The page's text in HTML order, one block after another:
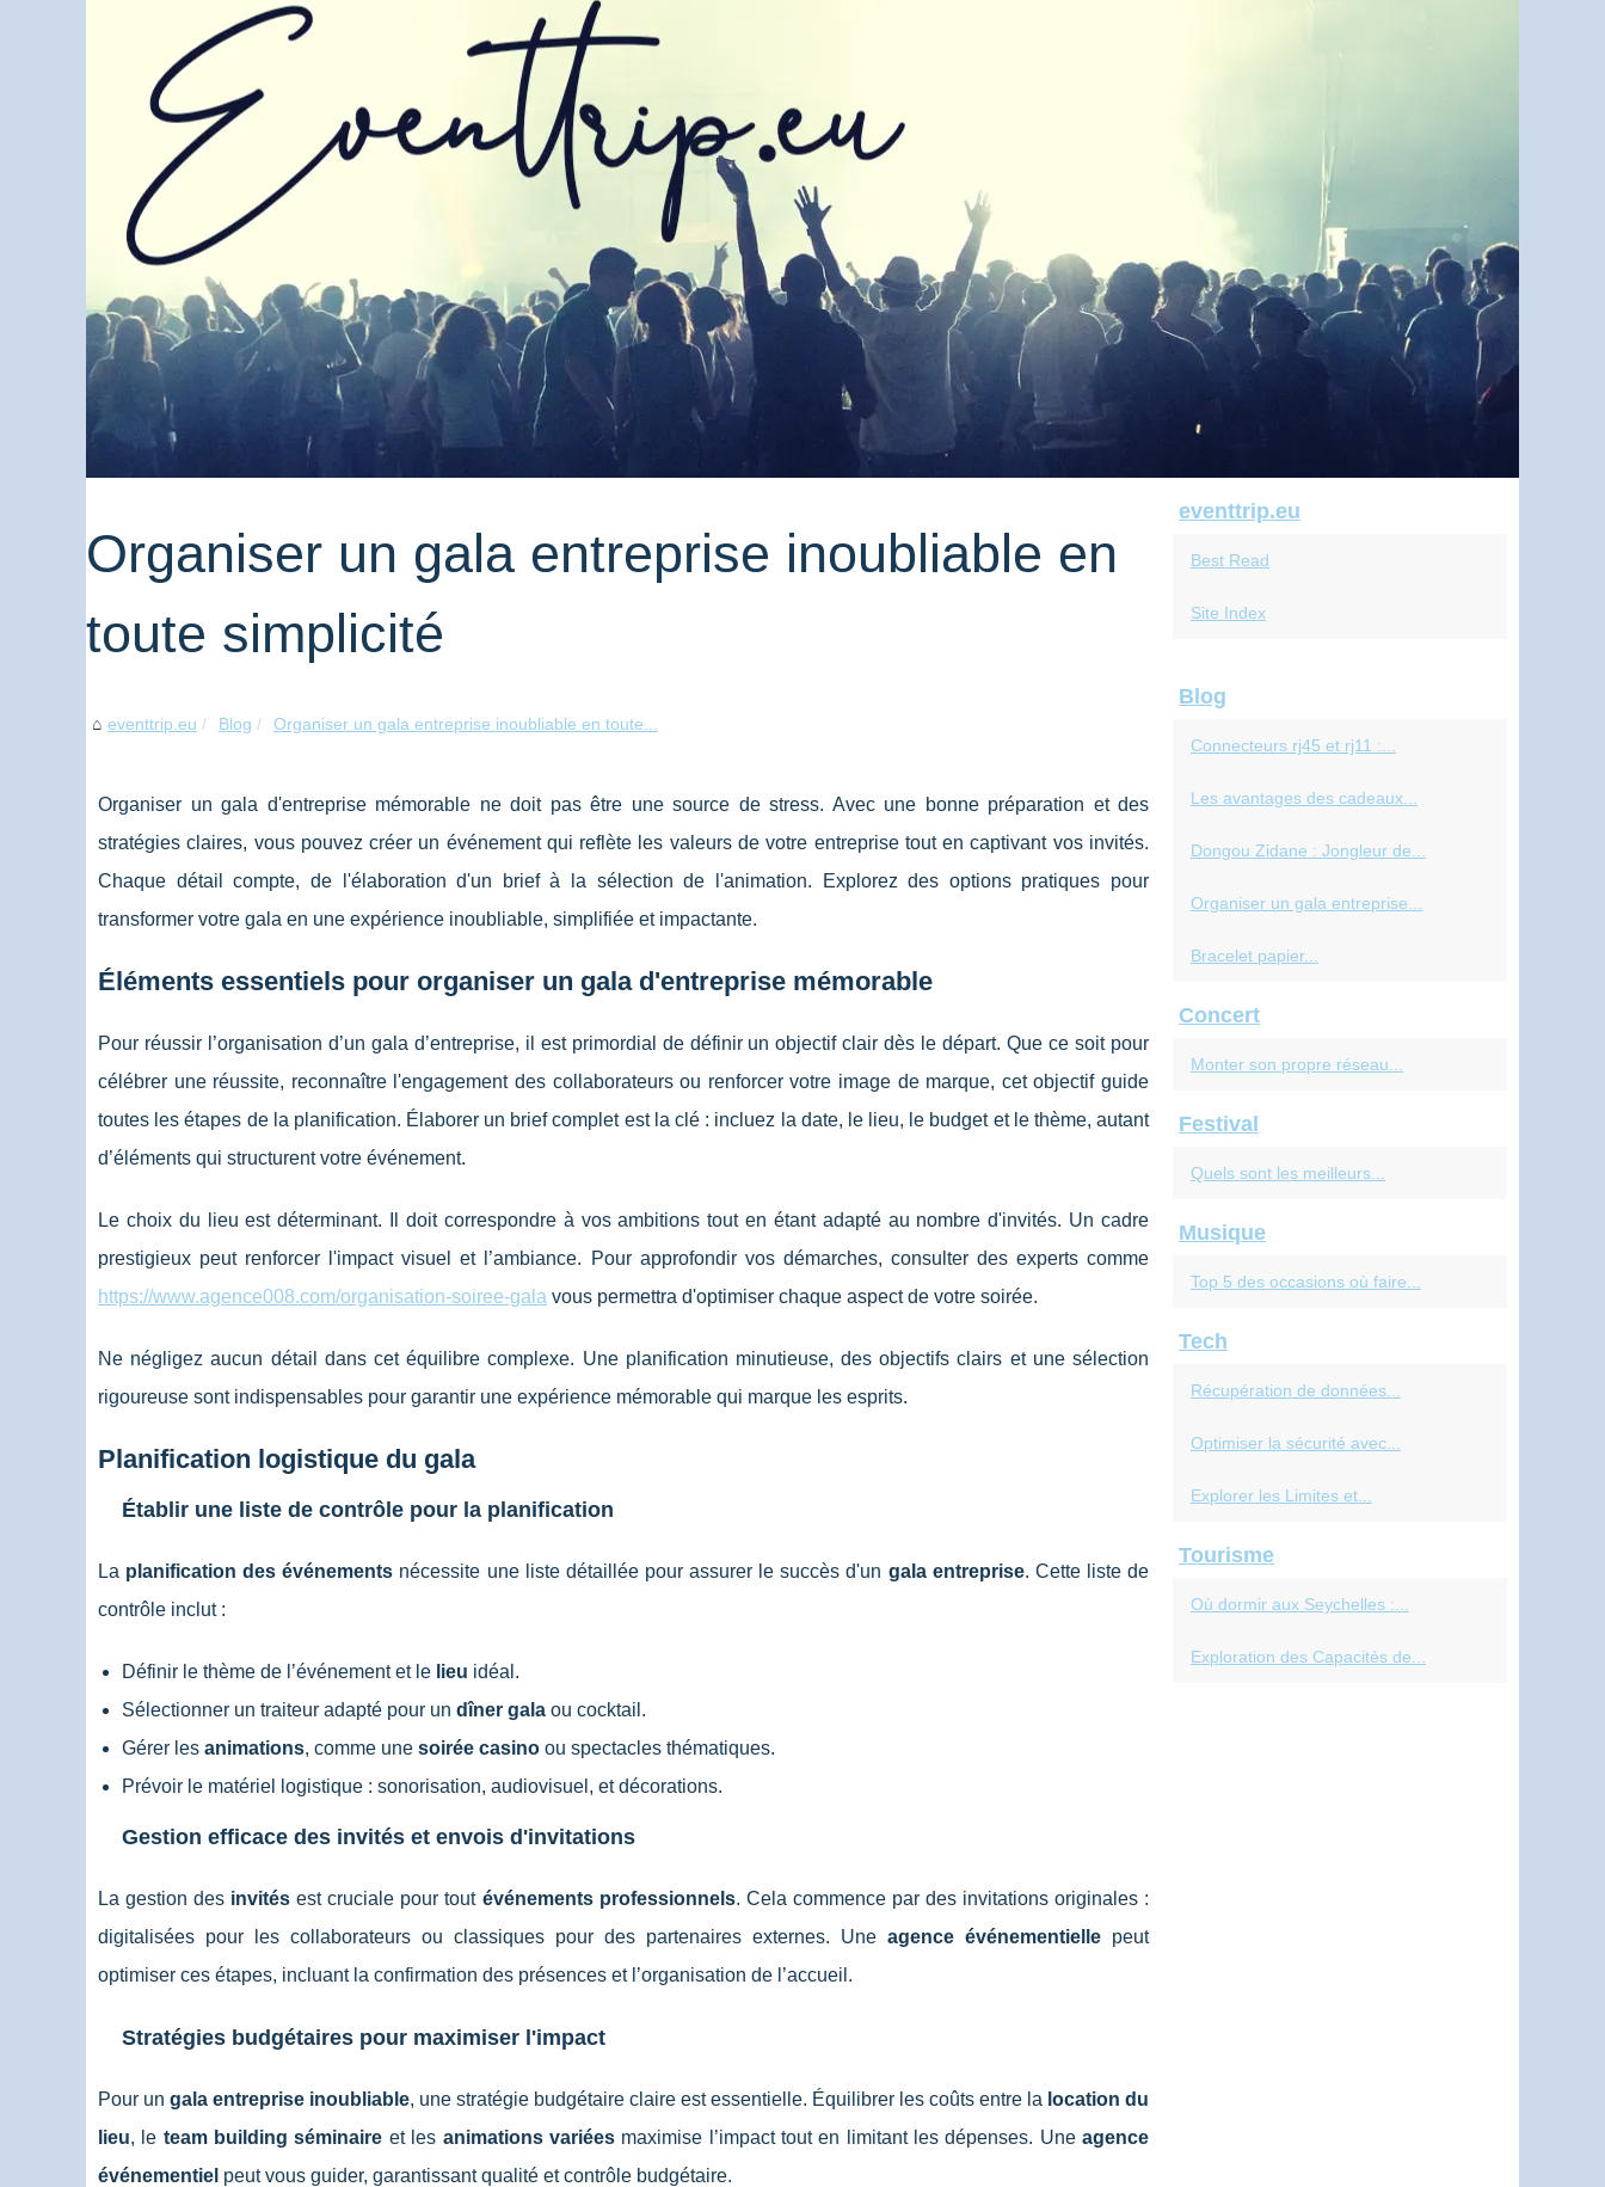
Organiser un gala entreprise inoubliable en
toute simplicité
eventtrip.eu Blog Organiser un gala entreprise inoubliable en toute...
Organiser un gala d'entreprise mémorable ne doit pas être une source de stress. Avec une bonne préparation et des
stratégies claires, vous pouvez créer un événement qui reflète les valeurs de votre entreprise tout en captivant vos invités.
Chaque détail compte, de l'élaboration d'un brief à la sélection de l'animation. Explorez des options pratiques pour
transformer votre gala en une expérience inoubliable, simplifiée et impactante.
Éléments essentiels pour organiser un gala d'entreprise mémorable
Pour réussir l’organisation d’un gala d’entreprise, il est primordial de définir un objectif clair dès le départ. Que ce soit pour
célébrer une réussite, reconnaître l'engagement des collaborateurs ou renforcer votre image de marque, cet objectif guide
toutes les étapes de la planification. Élaborer un brief complet est la clé : incluez la date, le lieu, le budget et le thème, autant
d’éléments qui structurent votre événement.
Le choix du lieu est déterminant. Il doit correspondre à vos ambitions tout en étant adapté au nombre d'invités. Un cadre
prestigieux peut renforcer l'impact visuel et l’ambiance. Pour approfondir vos démarches, consulter des experts comme
https://www.agence008.com/organisation-soiree-gala vous permettra d'optimiser chaque aspect de votre soirée.
Ne négligez aucun détail dans cet équilibre complexe. Une planification minutieuse, des objectifs clairs et une sélection
rigoureuse sont indispensables pour garantir une expérience mémorable qui marque les esprits.
Planification logistique du gala
Établir une liste de contrôle pour la planification
La planification des événements nécessite une liste détaillée pour assurer le succès d'un gala entreprise. Cette liste de
contrôle inclut :
Définir le thème de l’événement et le lieu idéal.
Sélectionner un traiteur adapté pour un dîner gala ou cocktail.
Gérer les animations, comme une soirée casino ou spectacles thématiques.
Prévoir le matériel logistique : sonorisation, audiovisuel, et décorations.
Gestion efficace des invités et envois d'invitations
La gestion des invités est cruciale pour tout événements professionnels. Cela commence par des invitations originales :
digitalisées pour les collaborateurs ou classiques pour des partenaires externes. Une agence événementielle peut
optimiser ces étapes, incluant la confirmation des présences et l’organisation de l’accueil.
Stratégies budgétaires pour maximiser l'impact
Pour un gala entreprise inoubliable, une stratégie budgétaire claire est essentielle. Équilibrer les coûts entre la location du
lieu, le team building séminaire et les animations variéesmaximise l’impact tout en limitant les dépenses. Uneagence
événementiel peut vous guider, garantissant qualité et contrôle budgétaire.
eventtrip.eu
Best Read
Site Index
Blog
Connecteurs rj45 et rj11 :...
Les avantages des cadeaux...
Dongou Zidane : Jongleur de...
Organiser un gala entreprise...
Bracelet papier...
Concert
Monter son propre réseau...
Festival
Quels sont les meilleurs...
Musique
Top 5 des occasions où faire...
Tech
Récupération de données...
Optimiser la sécurité avec...
Explorer les Limites et...
Tourisme
Où dormir aux Seychelles :...
Exploration des Capacités de...